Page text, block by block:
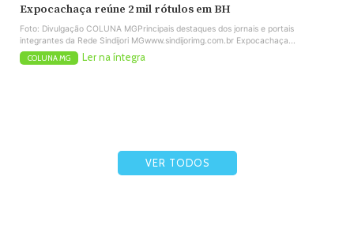
Expocachaça reúne 2 mil rótulos em BH
Foto: Divulgação COLUNA MGPrincipais destaques dos jornais e portais
integrantes da Rede Sindijori MGwww.sindijorimg.com.br Expocachaça...
COLUNA MG Ler na íntegra
VER TODOS